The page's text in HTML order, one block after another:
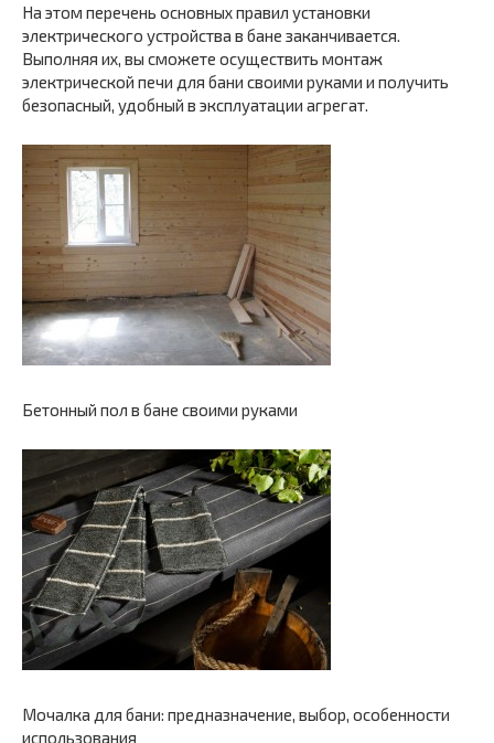
На этом перечень основных правил установки
электрического устройства в бане заканчивается.
Выполняя их, вы сможете осуществить монтаж
электрической печи для бани своими руками и получить
безопасный, удобный в эксплуатации агрегат.
Бетонный пол в бане своими руками
Мочалка для бани: предназначение, выбор, особенности
использования